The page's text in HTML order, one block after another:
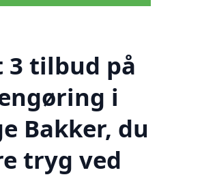
3 tilbud på
i
Bakker, du
tryg ved